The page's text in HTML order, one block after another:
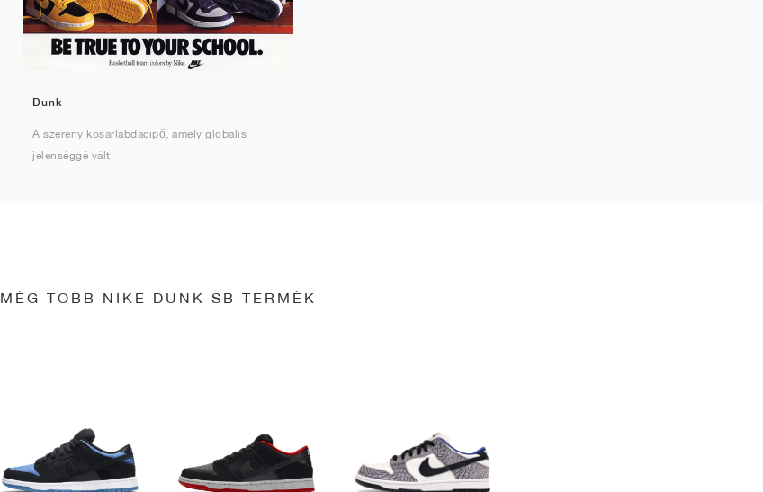
Dunk
A szerény kosárlabdacipő, amely globális
jelenséggé vált.
MÉG TÖBB NIKE DUNK SB TERMÉK